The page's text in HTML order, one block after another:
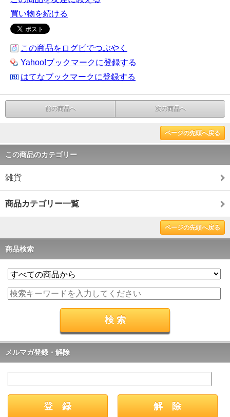
買い物を続ける
この商品をログピでつぶやく
Yahoo!ブックマークに登録する
はてなブックマークに登録する
前の商品へ 次の商品へ
ページの先頭へ戻る
この商品のカテゴリー
雑貨
商品カテゴリー一覧
ページの先頭へ戻る
商品検索
メルマガ登録・解除